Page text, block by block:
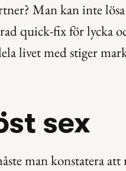
Man kan inte
quick-fix för lycka
livet med stiger
sex
man konstatera